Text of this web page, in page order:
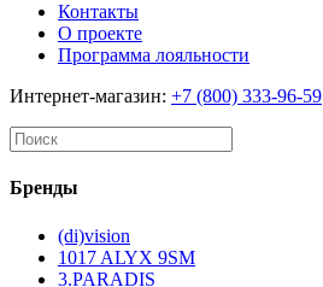
Контакты
О проекте
Программа лояльности
Интернет-магазин: +7 (800) 333-96-59
Бренды
(di)vision
1017 ALYX 9SM
3.PARADIS